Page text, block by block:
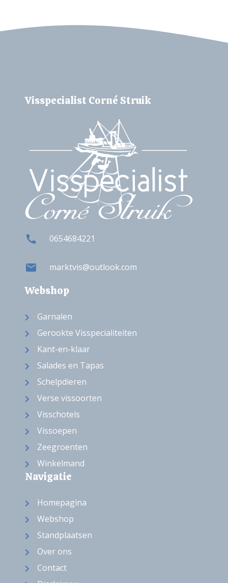
Visspecialist Corné Struik
0654684221
marktvis@outlook.com
Webshop
Garnalen
Gerookte Visspecialiteiten
Kant-en-klaar
Salades en Tapas
Schelpdieren
Verse vissoorten
Visschotels
Vissoepen
Zeegroenten
Winkelmand
Navigatie
Homepagina
Webshop
Standplaatsen
Over ons
Contact